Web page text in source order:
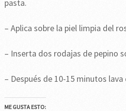
pasta.
– Aplica sobre la piel limpia del
– Inserta dos rodajas de pepino
– Después de 10-15 minutos
ME GUSTA ESTO: